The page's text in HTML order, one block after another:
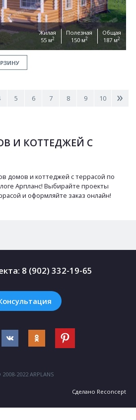
Жилая
55 м2
Полезная
150 м2
Общая
187 м2
5 6 7 8 9 10 >
И КОТТЕДЖЕЙ С
домов и коттеджей с террасой по
Арпланс! Выбирайте проекты
и оформляйте заказ онлайн!
8 (902) 332-19-65
2022 ARPLANS
Сделано Reconcept